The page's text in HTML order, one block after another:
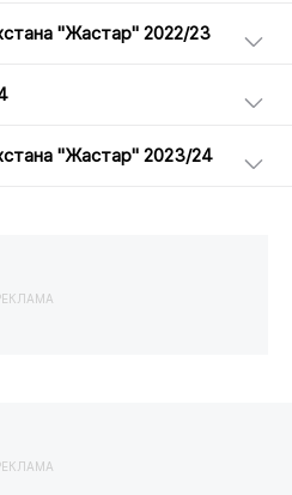
"Жастар" 2022/23
"Жастар" 2023/24